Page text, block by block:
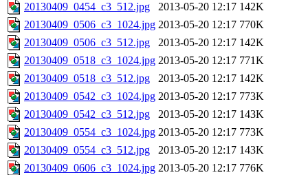
20130409_0454_c3_512.jpg
2013-05-20 12:17 142K
20130409_0506_c3_1024.jpg 2013-05-20 12:17 770K
20130409_0506_c3_512.jpg
2013-05-20 12:17 142K
20130409_0518_c3_1024.jpg 2013-05-20 12:17 771K
20130409_0518_c3_512.jpg
2013-05-20 12:17 142K
20130409_0542_c3_1024.jpg 2013-05-20 12:17 773K
20130409_0542_c3_512.jpg
2013-05-20 12:17 143K
20130409_0554_c3_1024.jpg 2013-05-20 12:17 773K
20130409_0554_c3_512.jpg
2013-05-20 12:17 143K
20130409_0606_c3_1024.jpg 2013-05-20 12:17 776K